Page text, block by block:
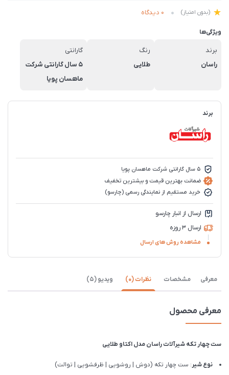
(بدون امتیاز) 0 دیدگاه
ویژگی‌ها
برند
راسان
رنگ
طلایی
گارانتی
5 سال گارانتی شرکت
ماهسان پویا
برند
5 سال گارانتی شرکت ماهسان پویا
ضمانت بهترین قیمت و بیشترین تخفیف
خرید مستقیم از نمایندگی رسمی (چارسو)
ارسال از انبار چارسو
ارسال 3 روزه
مشاهده روش های ارسال
معرفی مشخصات نظرات (0) ویدیو (5)
معرفی محصول
ست چهار تکه شیرآلات راسان مدل اکتاو طلایی
نوع شیر: ست چهار تکه (دوش | روشویی | ظرفشویی | توالت)